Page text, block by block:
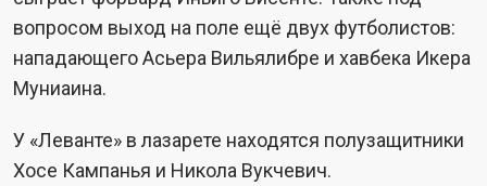
вопросом выход на поле ещё двух футболистов:
нападающего Асьера Вильялибре и хавбека Икера
Муниаина.
У «Леванте» в лазарете находятся полузащитники
Хосе Кампанья и Никола Вукчевич.